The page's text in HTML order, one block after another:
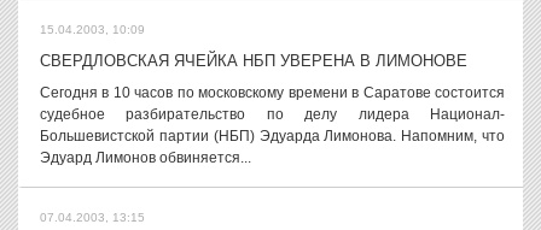
15.04.2003, 10:09
СВЕРДЛОВСКАЯ ЯЧЕЙКА НБП УВЕРЕНА В ЛИМОНОВЕ
Сегодня в 10 часов по московскому времени в Саратове состоится
судебное разбирательство по делу лидера Национал-
Большевистской партии (НБП) Эдуарда Лимонова. Напомним, что
Эдуард Лимонов обвиняется...
07.04.2003, 13:15